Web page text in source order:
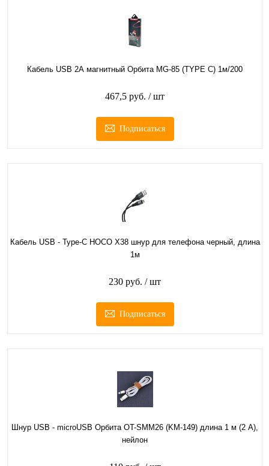
Кабель USB 2А магнитный Орбита MG-85 (TYPE C) 1м/200
467,5 руб. / шт
Подписаться
Кабель USB - Type-C HOCO X38 шнур для телефона черный, длина
1м
230 руб. / шт
Подписаться
Шнур USB - microUSB Орбита OT-SMM26 (KM-149) длина 1 м (2 А),
нейлон